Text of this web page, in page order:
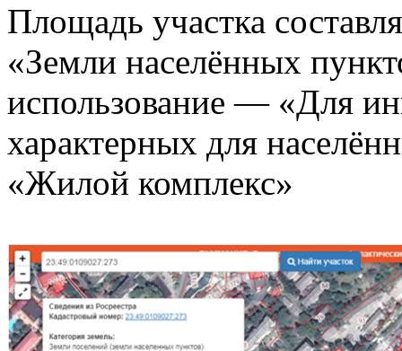
Площадь участка
«Земли населённых
использование — «Для
характерных для
«Жилой комплекс»